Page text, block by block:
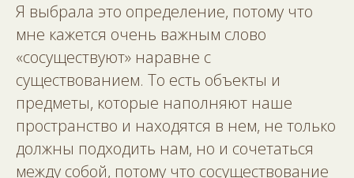
Я выбрала это определение, потому что
мне кажется очень важным слово
«сосуществуют» наравне с
существованием. То есть объекты и
предметы, которые наполняют наше
пространство и находятся в нем, не только
должны подходить нам, но и сочетаться
между собой, потому что сосуществование